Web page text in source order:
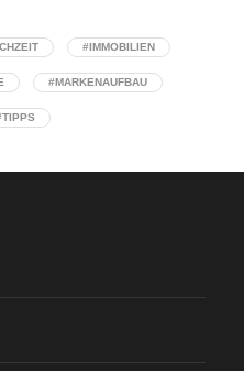
#IMMOBILIEN
#MARKENAUFBAU